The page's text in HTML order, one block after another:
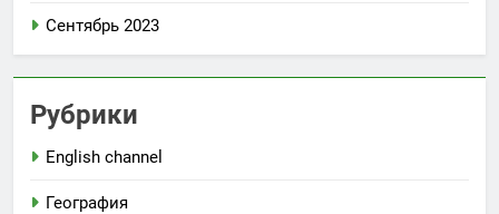
Сентябрь 2023
Рубрики
English channel
География